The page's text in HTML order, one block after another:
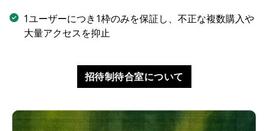
1ユーザーにつき1枠のみを保証し、不正な複数購入や
大量アクセスを抑止
招待制待合室について